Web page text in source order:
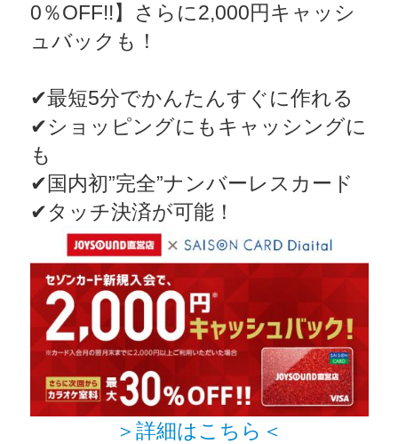
0％OFF!!】さらに2,000円キャッシ
ュバックも！
✔最短5分でかんたんすぐに作れる
✔ショッピングにもキャッシングに
も
✔国内初”完全”ナンバーレスカード
✔タッチ決済が可能！
＞詳細はこちら＜